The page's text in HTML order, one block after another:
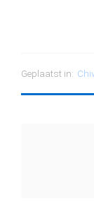
Geplaatst in: